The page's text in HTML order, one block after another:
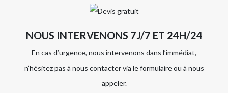
NOUS INTERVENONS 7J/7 ET 24H/24
En cas d’urgence, nous intervenons dans l’immédiat,
n’hésitez pas à nous contacter via le formulaire ou à nous
appeler.